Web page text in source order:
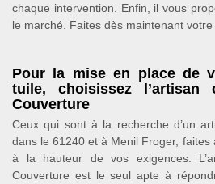
chaque intervention. Enfin, il vous
le marché. Faites dès maintenant votre
Pour la mise en place de
tuile, choisissez l’artisan
Couverture
Ceux qui sont à la recherche d’un
dans le 61240 et à Menil Froger, faites
à la hauteur de vos exigences.
Couverture est le seul apte à